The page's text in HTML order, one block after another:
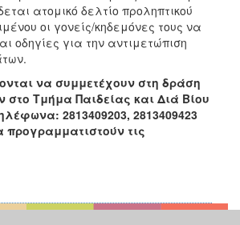
ατομικό δελτίο προληπτικού
οι γονείς/κηδεμόνες τους να
οδηγίες για την αντιμετώπιση
να συμμετέχουν στη δράση
στο Τμήμα Παιδείας και Διά Βίου
2813409203, 2813409423
προγραμματιστούν τις